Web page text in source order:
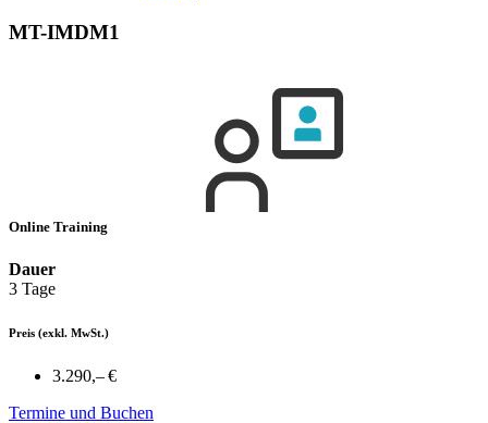
MT-IMDM1
Online Training
Dauer
3 Tage
Preis (exkl. MwSt.)
3.290,– €
Termine und Buchen